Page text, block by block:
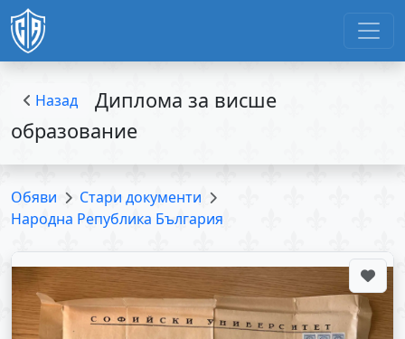
Назад
Диплома за висше
образование
Обяви
Стари документи
Народна Република България